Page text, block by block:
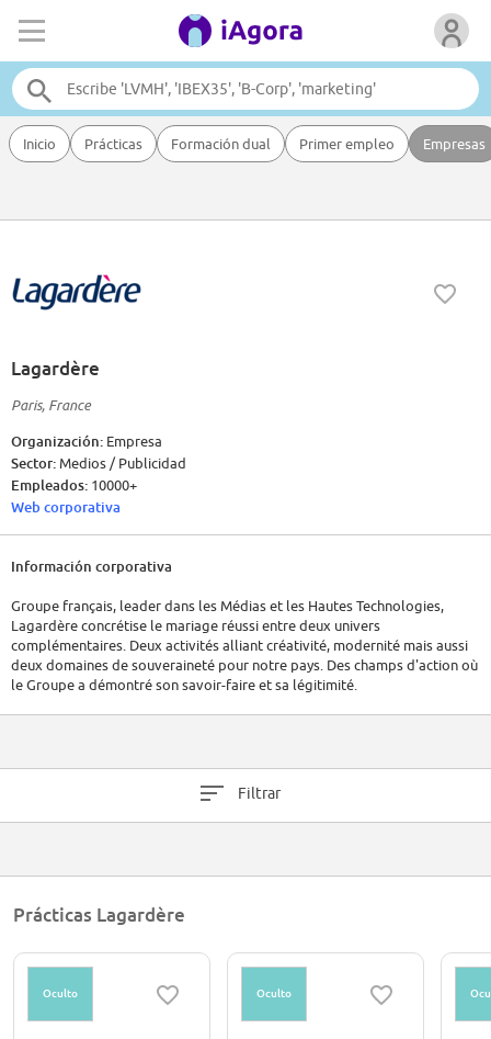
Inicio Prácticas Formación dual Primer empleo Empresas
Lagardère
Paris, France
Organización: Empresa
Sector: Medios / Publicidad
Empleados: 10000+
Web corporativa
Información corporativa
Groupe français, leader dans les Médias et les Hautes Technologies,
Lagardère concrétise le mariage réussi entre deux univers
complémentaires. Deux activités alliant créativité, modernité mais aussi
deux domaines de souveraineté pour notre pays. Des champs d'action où
le Groupe a démontré son savoir-faire et sa légitimité.
Filtrar
Prácticas Lagardère
Oculto Oculto